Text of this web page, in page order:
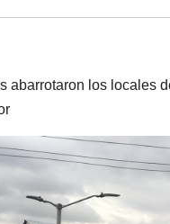
abarrotaron los locales